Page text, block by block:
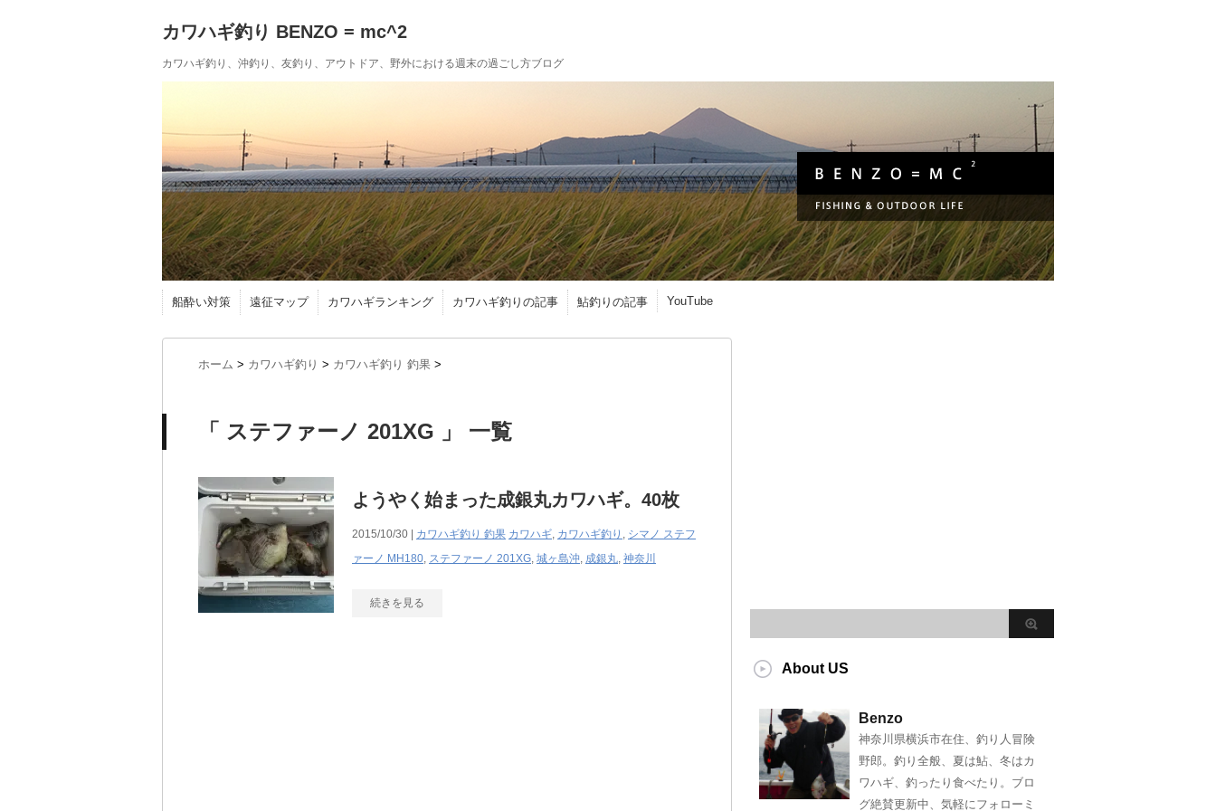
カワハギ釣り BENZO = mc^2
カワハギ釣り、沖釣り、友釣り、アウトドア、野外における週末の過ごし方ブログ
船酔い対策 遠征マップ カワハギランキング カワハギ釣りの記事 鮎釣りの記事 YouTube
ホーム > カワハギ釣り > カワハギ釣り 釣果 >
「 ステファーノ 201XG 」 一覧
ようやく始まった成銀丸カワハギ。40枚
2015/10/30 | カワハギ釣り 釣果 カワハギ, カワハギ釣り , シマノ ステフ
ァーノ MH180, ステファーノ 201XG, 城ヶ島沖, 成銀丸, 神奈川
続きを見る
About US
Benzo
神奈川県横浜市在住、釣り人冒険
野郎。釣り全般、夏は鮎、冬はカ
ワハギ、釣ったり食べたり。ブロ
グ絶賛更新中、気軽にフォローミ